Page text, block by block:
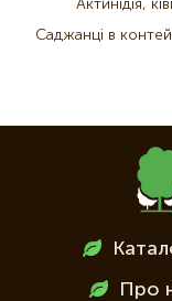
Актинідія,
Саджанці в
Про